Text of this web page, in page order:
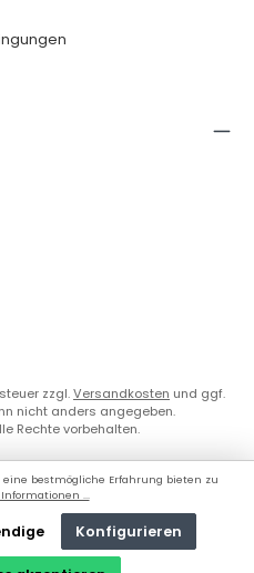
zzgl.Versandkosten und ggf.
nicht anders angegeben.
Rechte vorbehalten.
eine bestmögliche Erfahrung bieten zu
...
Konfigurieren